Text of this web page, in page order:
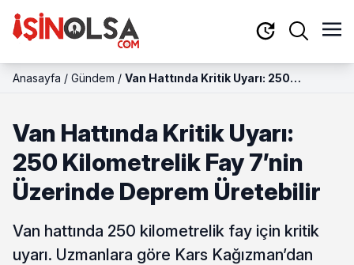
Anasayfa / Gündem / Van Hattında Kritik Uyarı: 250
Van Hattında Kritik Uyarı:
250 Kilometrelik Fay 7’nin
Üzerinde Deprem Üretebilir
Van hattında 250 kilometrelik fay için kritik
uyarı. Uzmanlara göre Kars Kağızman’dan